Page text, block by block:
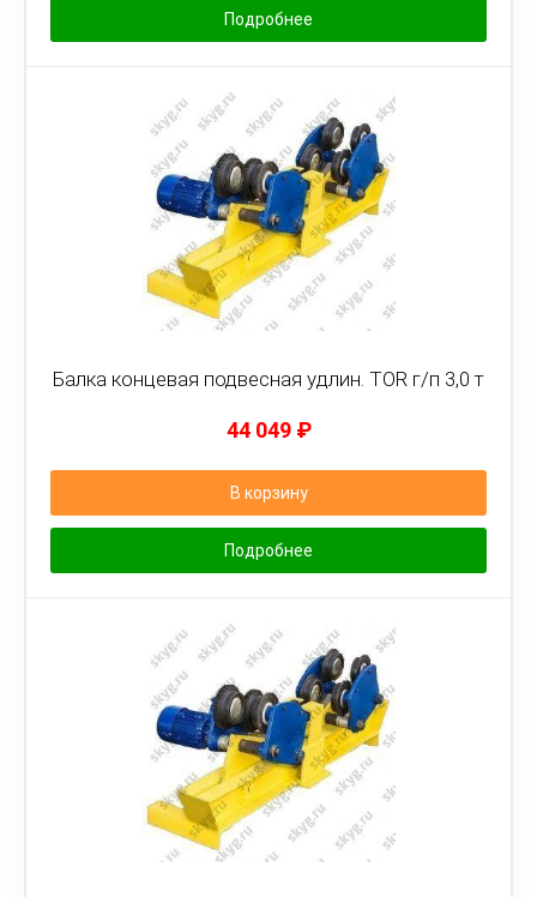
Подробнее
Балка концевая подвесная удлин. TOR г/п 3,0 т
44 049 ₽
В корзину
Подробнее